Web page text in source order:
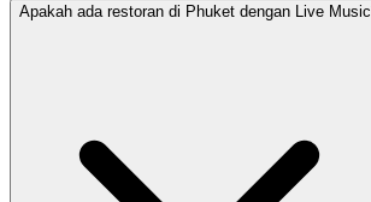
Apakah ada restoran di Phuket dengan Live